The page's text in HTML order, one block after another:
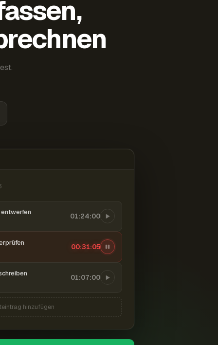
01:24:00
00:31:06
01:07:00
hinzufügen